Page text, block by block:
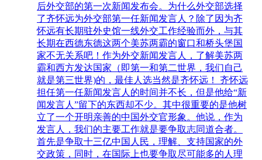
后外交部的第一次新闻发布会。为什么外交部选择
了齐怀远为外交部第一任新闻发言人？除了因为齐
怀远有长期驻外史馆一线外交工作经验而外，与其
长期在西德东德这两个美苏两霸的窗口和桥头堡国
家不无关系吧！作为外交新闻发言人，了解美苏两
霸和西方发达国家（即第一和第二世界，我们自己
就是第三世界)的，最佳人选当然是齐怀远！ 齐怀远
担任第一任新闻发言人的时间并不长，但是他给“新
闻发言人”留下的东西却不少。其中很重要的是他树
立了一个开明亲善的中国外交官形象。他说，作为
发言人，我们的主要工作就是要争取志同道合者。
首先是争取十三亿中国人民，理解、支持国家的外
交政策，同时，在国际上也要争取尽可能多的人理